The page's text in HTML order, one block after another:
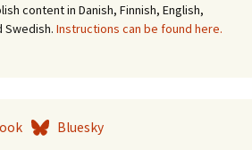
content in Danish, Finnish, English,
Swedish. Instructions can be found here.
Bluesky